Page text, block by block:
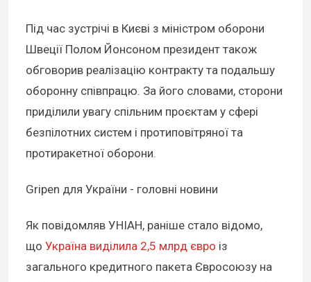
Під час зустрічі в Києві з міністром оборони
Швеції Полом Йонсоном президент також
обговорив реалізацію контракту та подальшу
оборонну співпрацю. За його словами, сторони
приділили увагу спільним проєктам у сфері
безпілотних систем і протиповітряної та
протиракетної оборони.
Gripen для України - головні новини
Як повідомляв УНІАН, раніше стало відомо,
що Україна виділила 2,5 млрд євро із
загального кредитного пакета Євросоюзу на